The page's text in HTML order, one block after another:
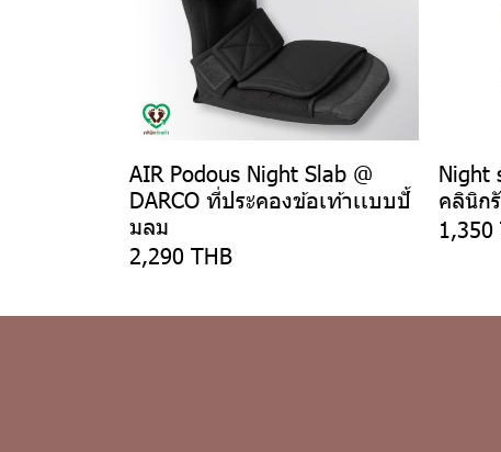
AIR Podous Night Slab @
DARCO ที่ประคองข้อเท้าเเบบปั้
มลม
2,290 THB
Night
คลินิก
1,350